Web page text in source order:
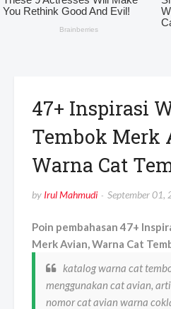
47+ Inspirasi
Tembok Merk
Warna Cat
by Irul Mahmudi September 01,
Poin pembahasan 47+
Merk Avian, Warna Cat
katalog warna cat
menggunakan cat avian,
nomor cat avian warna